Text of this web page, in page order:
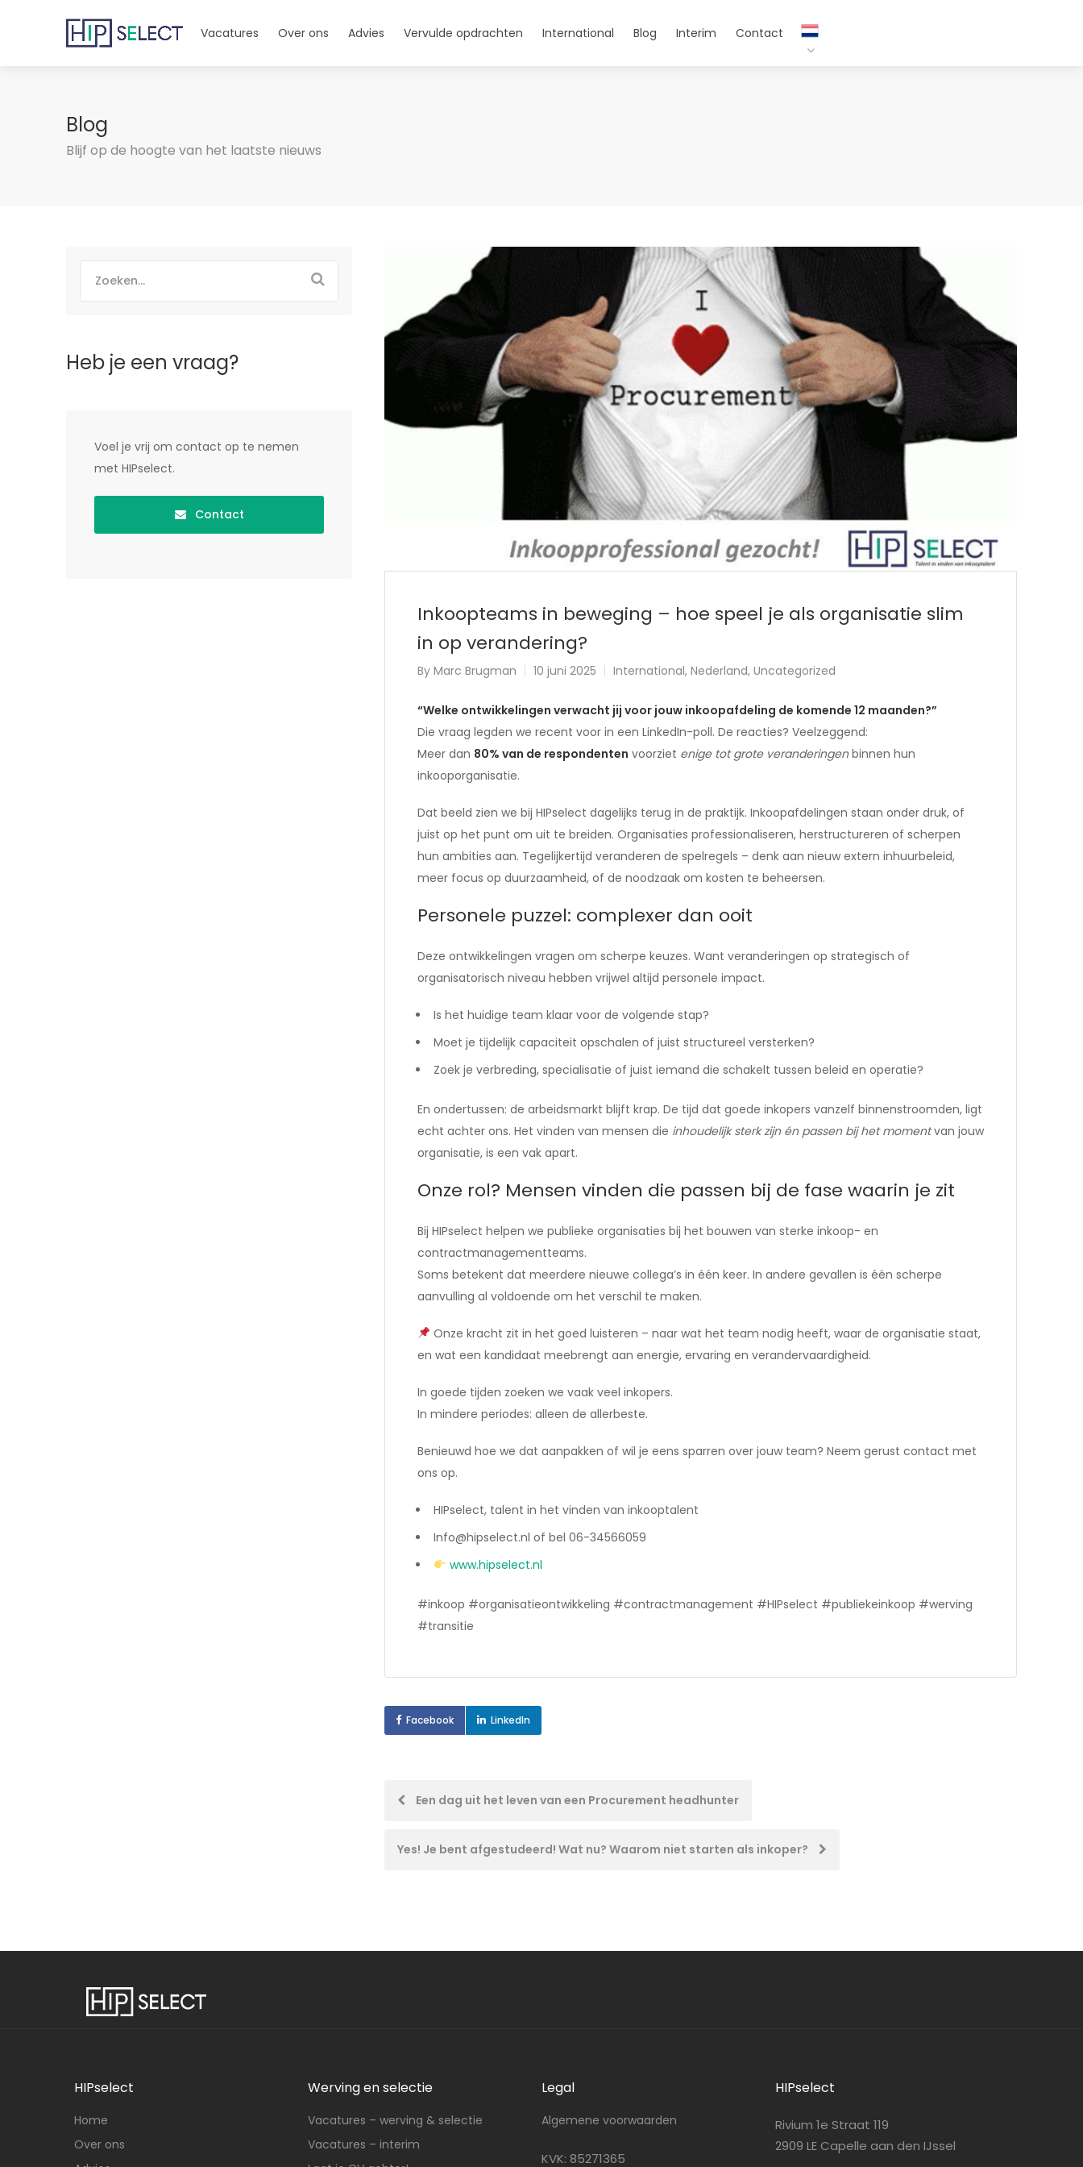
Vacatures Over ons Advies Vervulde opdrachten International Blog Interim Contact
Blog
Blijf op de hoogte van het laatste nieuws
Inkoopteams in beweging – hoe speel je als organisatie slim
in op verandering?
By Marc Brugman 10 juni 2025 International, Nederland, Uncategorized
“Welke ontwikkelingen verwacht jij voor jouw inkoopafdeling de komende 12 maanden?”
Die vraag legden we recent voor in een LinkedIn-poll. De reacties? Veelzeggend:
Meer dan 80% van de respondenten voorziet enige tot grote veranderingenbinnen hun
inkooporganisatie.
Dat beeld zien we bij HIPselect dagelijks terug in de praktijk. Inkoopafdelingen staan onder druk, of
juist op het punt om uit te breiden. Organisaties professionaliseren, herstructureren of scherpen
hun ambities aan. Tegelijkertijd veranderen de spelregels – denk aan nieuw extern inhuurbeleid,
meer focus op duurzaamheid, of de noodzaak om kosten te beheersen.
Personele puzzel: complexer dan ooit
Deze ontwikkelingen vragen om scherpe keuzes. Want veranderingen op strategisch of
organisatorisch niveau hebben vrijwel altijd personele impact.
Is het huidige team klaar voor de volgende stap?
Moet je tijdelijk capaciteit opschalen of juist structureel versterken?
Zoek je verbreding, specialisatie of juist iemand die schakelt tussen beleid en operatie?
En ondertussen: de arbeidsmarkt blijft krap. De tijd dat goede inkopers vanzelf binnenstroomden, ligt
echt achter ons. Het vinden van mensen die inhoudelijk sterk zijn én passen bij het momentvan jouw
organisatie, is een vak apart.
Onze rol? Mensen vinden die passen bij de fase waarin je zit
Bij HIPselect helpen we publieke organisaties bij het bouwen van sterke inkoop- en
contractmanagementteams.
Soms betekent dat meerdere nieuwe collega’s in één keer. In andere gevallen is één scherpe
aanvulling al voldoende om het verschil te maken.
Onze kracht zit in het goed luisteren – naar wat het team nodig heeft, waar de organisatie staat,
en wat een kandidaat meebrengt aan energie, ervaring en verandervaardigheid.
In goede tijden zoeken we vaak veel inkopers.
In mindere periodes: alleen de allerbeste.
Benieuwd hoe we dat aanpakken of wil je eens sparren over jouw team? Neem gerust contact met
ons op.
HIPselect, talent in het vinden van inkooptalent
Info@hipselect.nl of bel 06-34566059
www.hipselect.nl
#inkoop #organisatieontwikkeling #contractmanagement #HIPselect #publiekeinkoop #werving
#transitie
Facebook LinkedIn
PostEen dag uit het leven van een Procurement headhunter
Yes! Je bent afgestudeerd! Wat nu? Waarom niet starten als inkoper?
Heb je een vraag?
Voel je vrij om contact op te nemen
met HIPselect.
Contact
HIPselect
Home
Over ons
Werving en selectie
Vacatures – werving & selectie
Vacatures – interim
Legal
Algemene voorwaarden
KVK: 85271365
HIPselect
Rivium 1e Straat 119
2909 LE Capelle aan den IJssel